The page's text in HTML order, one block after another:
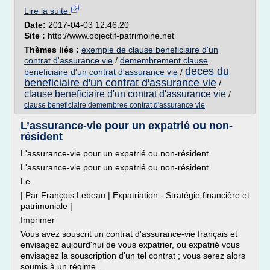
Lire la suite
Date: 2017-04-03 12:46:20
Site : http://www.objectif-patrimoine.net
Thèmes liés : exemple de clause beneficiaire d'un
contrat d'assurance vie / demembrement clause
beneficiaire d'un contrat d'assurance vie / deces du
beneficiaire d'un contrat d'assurance vie /
clause beneficiaire d'un contrat d'assurance vie /
clause beneficiaire demembree contrat d'assurance vie
L’assurance-vie pour un expatrié ou non-
résident
L'assurance-vie pour un expatrié ou non-résident
L'assurance-vie pour un expatrié ou non-résident
Le
| Par François Lebeau | Expatriation - Stratégie financière et
patrimoniale |
Imprimer
Vous avez souscrit un contrat d'assurance-vie français et
envisagez aujourd'hui de vous expatrier, ou expatrié vous
envisagez la souscription d'un tel contrat ; vous serez alors
soumis à un régime...